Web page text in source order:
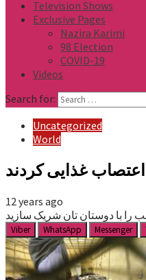
Television Shows
Exclusive Pages
Nazira Karimi
98 Election
COVID-19
Videos
Search for:
Uncategorized
World
غذایی کردند
12 years ago
را با دوستان تان شریک سازید
Viber WhatsApp Messenger